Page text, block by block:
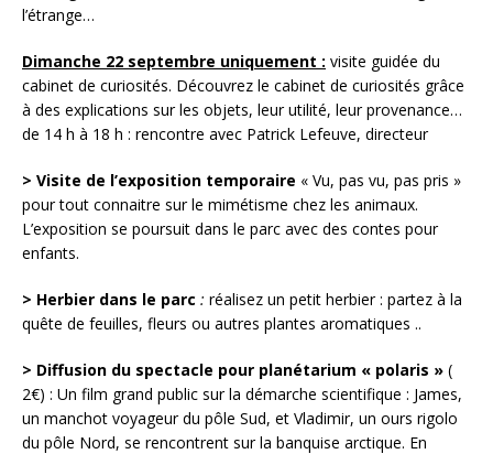
l’étrange…
Dimanche 22 septembre uniquement : visite guidée du
cabinet de curiosités. Découvrez le cabinet de curiosités grâce
à des explications sur les objets, leur utilité, leur provenance…
de 14 h à 18 h : rencontre avec Patrick Lefeuve, directeur
> Visite de l’exposition temporaire « Vu, pas vu, pas pris »
pour tout connaitre sur le mimétisme chez les animaux.
L’exposition se poursuit dans le parc avec des contes pour
enfants.
> Herbier dans le parc : réalisez un petit herbier : partez à la
quête de feuilles, fleurs ou autres plantes aromatiques ..
> Diffusion du spectacle pour planétarium « polaris » (
2€) : Un film grand public sur la démarche scientifique : James,
un manchot voyageur du pôle Sud, et Vladimir, un ours rigolo
du pôle Nord, se rencontrent sur la banquise arctique. En